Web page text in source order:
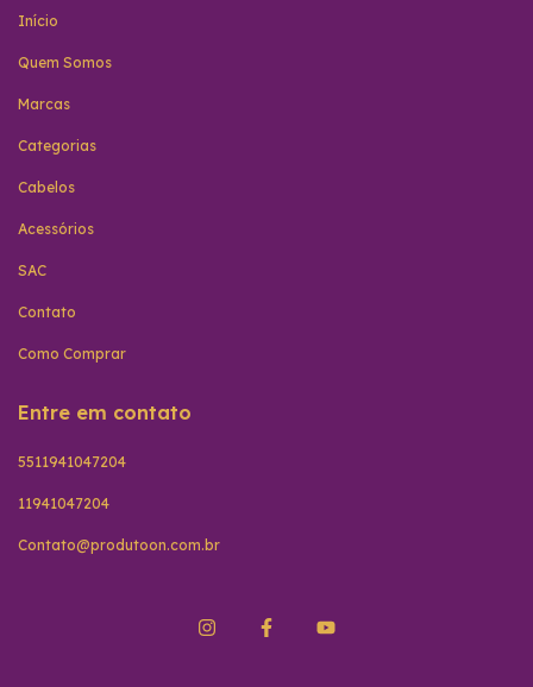
Início
Quem Somos
Marcas
Categorias
Cabelos
Acessórios
SAC
Contato
Como Comprar
Entre em contato
5511941047204
11941047204
Contato@produtoon.com.br